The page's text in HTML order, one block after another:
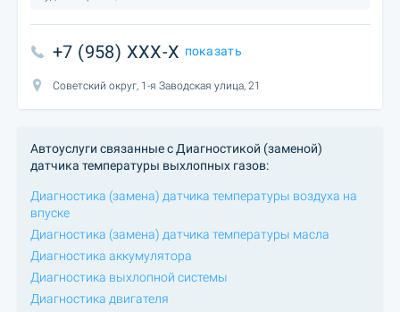
+7 (958) XXX-X показать
Советский округ, 1-я Заводская улица, 21
Автоуслуги связанные с Диагностикой (заменой)
датчика температуры выхлопных газов:
Диагностика (замена) датчика температуры воздуха на
впуске
Диагностика (замена) датчика температуры масла
Диагностика аккумулятора
Диагностика выхлопной системы
Диагностика двигателя